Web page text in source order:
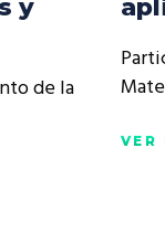
Cómo integrarse a
y
de la
VER